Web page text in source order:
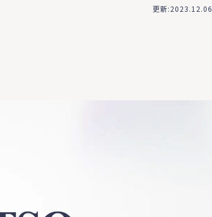
更新:2023.12.06